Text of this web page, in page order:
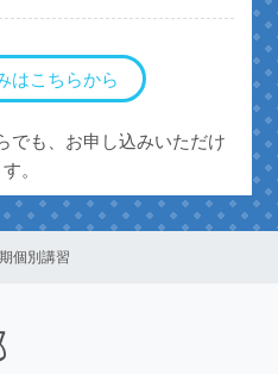
はこちらから
でも、お申し込みいただけ
。
個別講習